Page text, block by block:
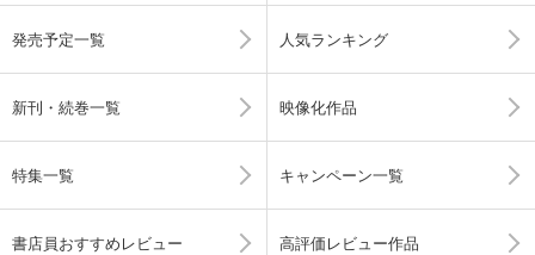
発売予定一覧 人気ランキング
新刊・続巻一覧 映像化作品
特集一覧 キャンペーン一覧
書店員おすすめレビュー 高評価レビュー作品